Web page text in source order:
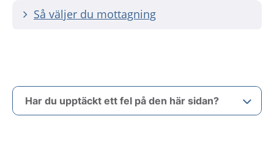
Så väljer du mottagning
Har du upptäckt ett fel på den här sidan?